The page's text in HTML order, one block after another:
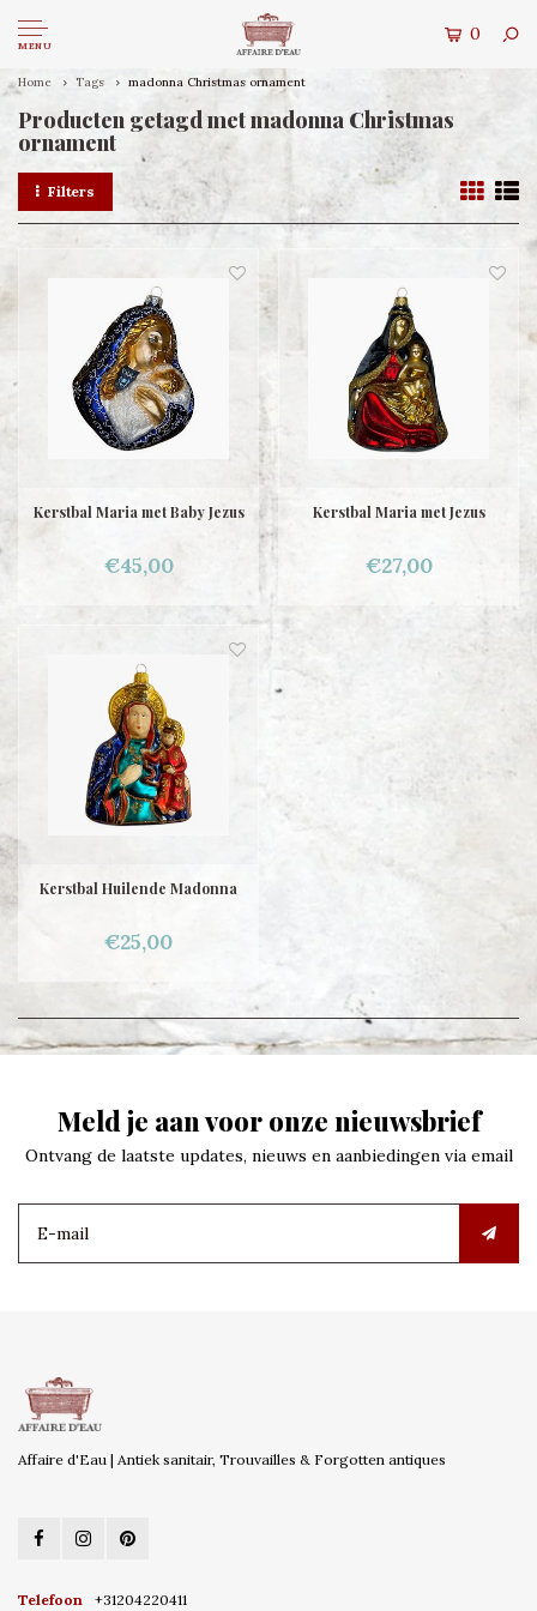
MENU
0
Home Tags madonna Christmas ornament
Producten getagd met madonna Christmas
ornament
Filters
Kerstbal Maria met Baby Jezus
€45,00
Kerstbal Maria met Jezus
€27,00
Kerstbal Huilende Madonna
€25,00
Meld je aan voor onze nieuwsbrief
Ontvang de laatste updates, nieuws en aanbiedingen via email
Affaire d'Eau | Antiek sanitair, Trouvailles & Forgotten antiques
Telefoon +31204220411